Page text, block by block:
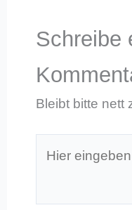
Schreibe
Bleibt bitte nett
eingeben…